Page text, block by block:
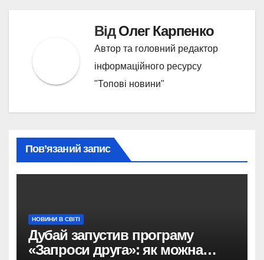
ВідОлег Карпенко
Автор та головний редактор
інформаційного ресурсу
"Топові новини"
Пов’язаний запис
НОВИНИ В СВІТІ
Дубай запустив програму
«Запроси друга»: як можна